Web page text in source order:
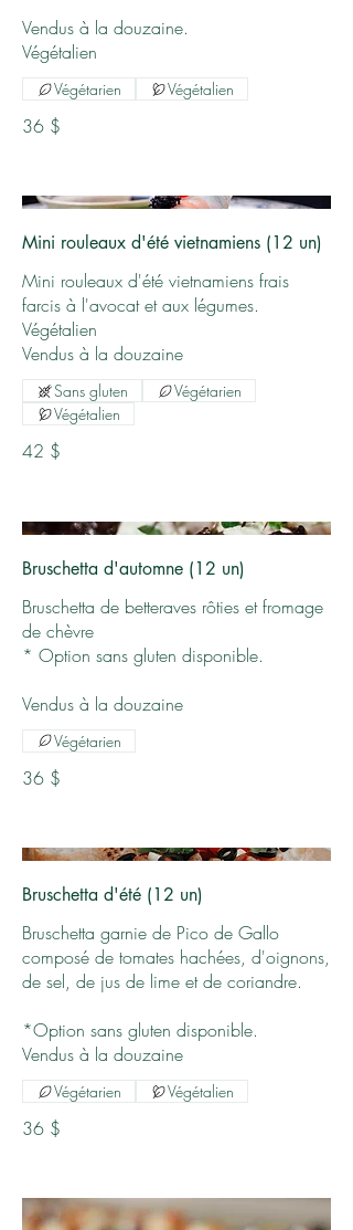
Vendus à la douzaine.
Végétalien
36 $
Végétarien Végétalien
Mini rouleaux d'été vietnamiens (12 un)
Mini rouleaux d'été vietnamiens frais
farcis à l'avocat et aux légumes.
Végétalien
Vendus à la douzaine
42 $
Sans gluten
Végétarien
Végétalien
Bruschetta d'automne (12 un)
Bruschetta de betteraves rôties et fromage
de chèvre
* Option sans gluten disponible.
Vendus à la douzaine
36 $
Végétarien
Bruschetta d'été (12 un)
Bruschetta garnie de Pico de Gallo
composé de tomates hachées, d'oignons,
de sel, de jus de lime et de coriandre.
*Option sans gluten disponible.
Vendus à la douzaine
36 $
Végétarien Végétalien